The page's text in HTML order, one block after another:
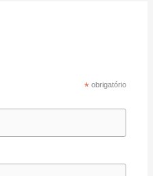
*obrigatório